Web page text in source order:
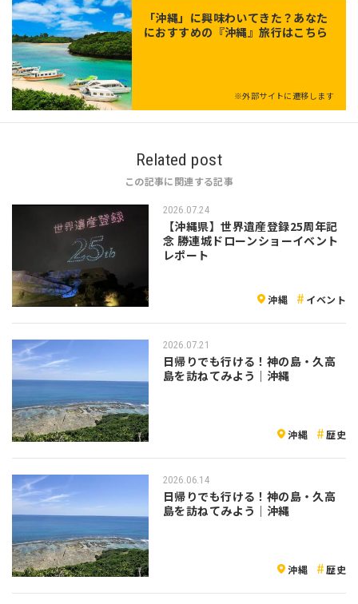
「沖縄 」に興味わいてきた？あなた
におすすめの『沖縄』旅行はこちら
※外部サイトに遷移します
Related post
この記事に関連する記事
2026.07.24
【沖縄県】世界遺産登録25周年記
念 勝連城ドローンショーイベント
レポート
沖縄 イベント
2026.07.21
日帰りでも行ける！神の島・久高
島を訪ねてみよう｜沖縄
沖縄 歴史
2026.06.14
日帰りでも行ける！神の島・久高
島を訪ねてみよう｜沖縄
沖縄 歴史